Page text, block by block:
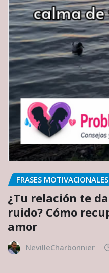
FRASES MOTIVACIONALES
¿Tu relación te
ruido? Cómo
amor
NevilleCharbonnier